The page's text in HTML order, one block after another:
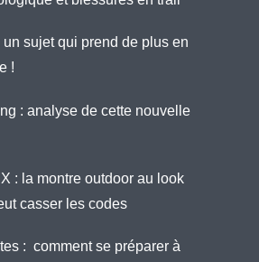
un sujet qui prend de plus en
!
: analyse de cette nouvelle
: la montre outdoor au look
casser les codes
: comment se préparer à